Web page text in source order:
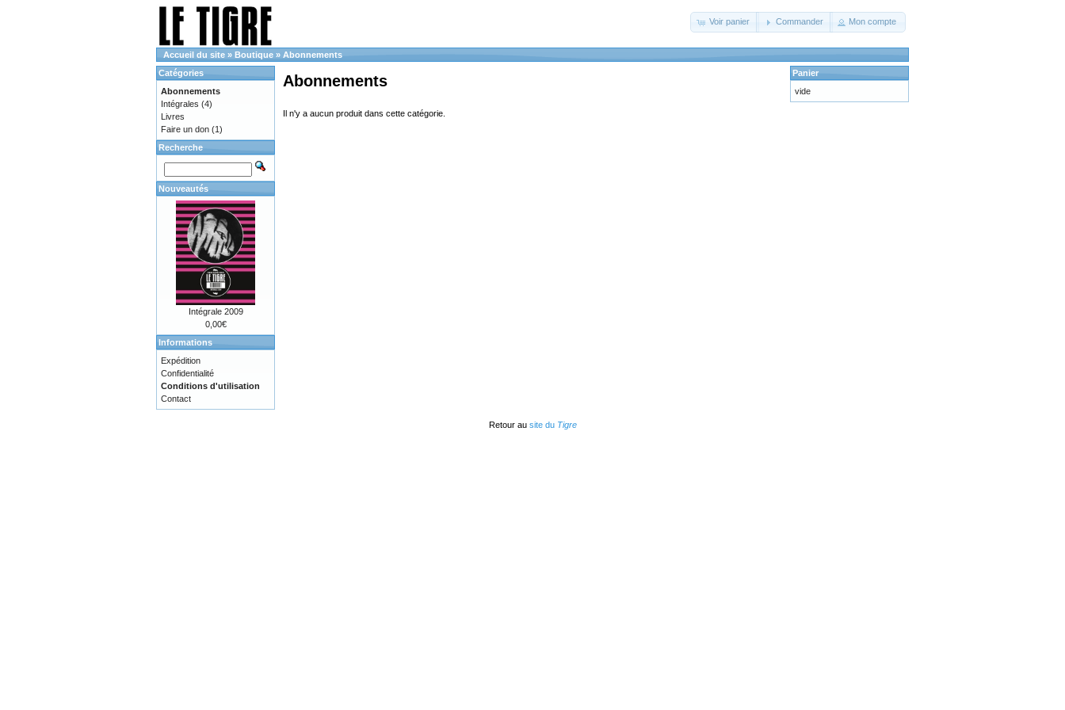
Voir panier Commander Mon compte
Accueil du site » Boutique » Abonnements
Abonnements
Il n'y a aucun produit dans cette catégorie.
Catégories
Abonnements
Intégrales (4)
Livres
Faire un don (1)
Recherche
Nouveautés
Intégrale 2009
0,00€
Informations
Expédition
Confidentialité
Conditions d'utilisation
Contact
Panier
vide
Retour au site du Tigre